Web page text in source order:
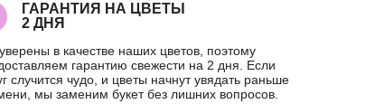
ГАРАНТИЯ НА ЦВЕТЫ
2 ДНЯ
в качестве наших цветов, поэтому
гарантию свежести на 2 дня. Если
случится чудо, и цветы начнут увядать раньше
мы заменим букет без лишних вопросов.